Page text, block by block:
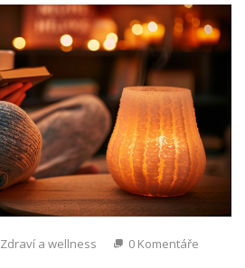
Zdraví a wellness 0 Komentáře